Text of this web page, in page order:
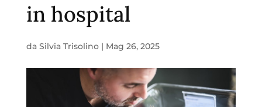
in hospital
da Silvia Trisolino| Mag 26, 2025